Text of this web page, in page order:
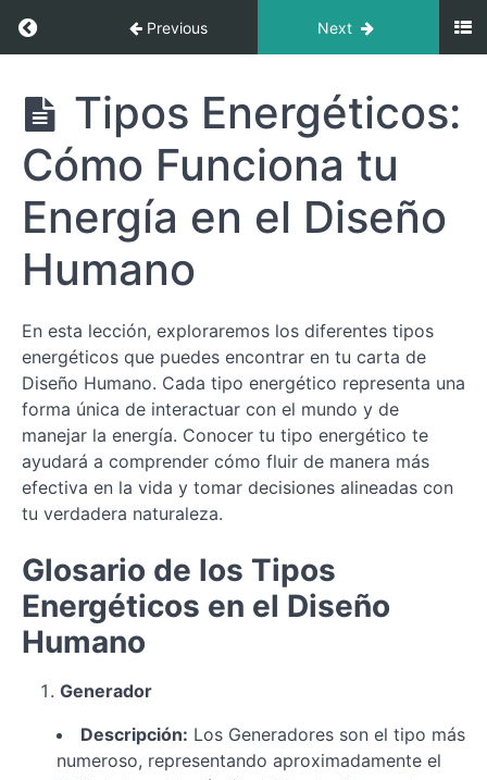
Return to course: Ruta hacia tu Esencia:
Previous Next
Ruta hacia
tu Esencia:
Introducción
al Diseño
Humano
¿Qué
es
Diseño
Humano
y
para
qué
me
sirve?
Obtención
Lectura
de
tu
Carta
de
Humano
Tipos Energéticos:
Cómo Funciona tu
Energía en el Diseño
Humano
En esta lección, exploraremos los diferentes tipos
energéticos que puedes encontrar en tu carta de
Diseño Humano. Cada tipo energético representa una
forma única de interactuar con el mundo y de
manejar la energía. Conocer tu tipo energético te
ayudará a comprender cómo fluir de manera más
efectiva en la vida y tomar decisiones alineadas con
tu verdadera naturaleza.
Glosario de los Tipos
Energéticos en el Diseño
Humano
Generador
Descripción: Los Generadores son el tipo más
numeroso, representando aproximadamente el